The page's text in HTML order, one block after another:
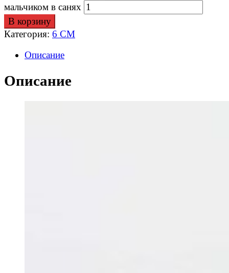
мальчиком в санях
В корзину
Категория: 6 СМ
Описание
Описание